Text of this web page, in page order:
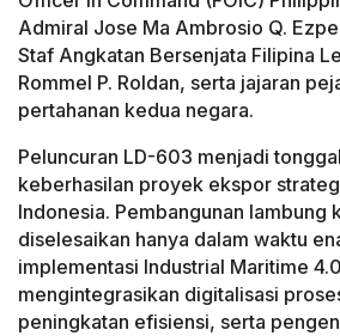
Admiral Jose Ma Ambrosio Q.
Staf Angkatan Bersenjata Filipina
Rommel P. Roldan, serta jajaran
pertahanan kedua negara.
Peluncuran LD-603 menjadi
keberhasilan proyek ekspor
Indonesia. Pembangunan lambung
diselesaikan hanya dalam waktu
implementasi Industrial Maritime
mengintegrasikan digitalisasi
peningkatan efisiensi, serta